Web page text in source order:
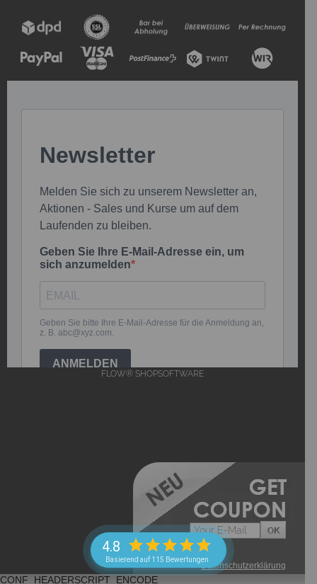
4.8
Basierend auf 115 Bewertungen
FLOW® SHOPSOFTWARE
->Datenschutzerklärung
CONF_HEADERSCRIPT_ENCODE